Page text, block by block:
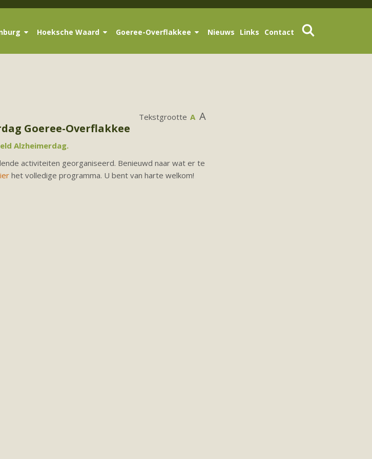
Hoeksche Waard Goeree-Overflakkee Nieuws Links Contact
Tekstgrootte A A
Goeree-Overflakkee
Alzheimerdag.
activiteiten georganiseerd. Benieuwd naar wat er te
het volledige programma. U bent van harte welkom!